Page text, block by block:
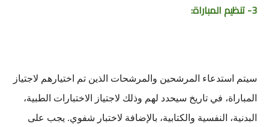
3- تنظيم المباراة:
سيتم استدعاء المرشحين والمرشحات الذين تم اختيارهم لاجتياز
المباراة، في تاريخ سيحدد لهم وذلك لاجتياز الاختبارات الطبية،
البدنية، النفسية والكتابية، بالإضافة لاختبار شفوي. يجب على